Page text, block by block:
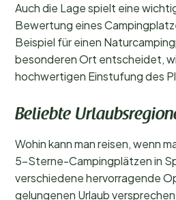
Auch die Lage spielt eine
Bewertung eines
Beispiel für einen
besonderen Ort entscheidet,
hochwertigen Einstufung des
Beliebte
Wohin kann man reisen, wenn
5-Sterne-Campingplätzen in
verschiedene hervorragende
gelungenen Urlaub